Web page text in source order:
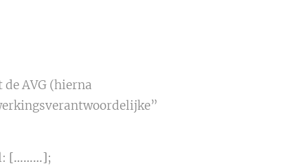
AVG (hierna
[………];